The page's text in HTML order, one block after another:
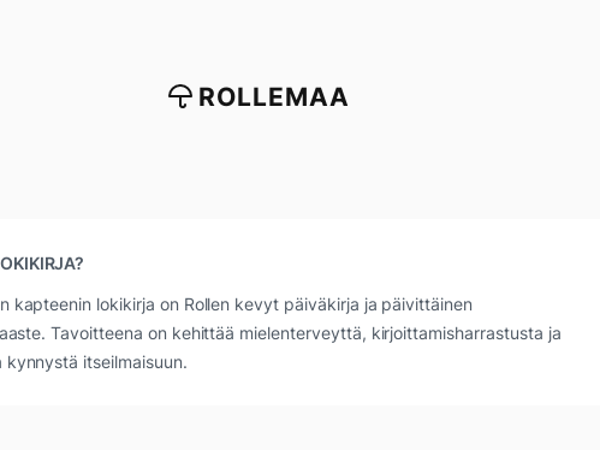
ROLLEMAA
kapteenin lokikirja on Rollen kevyt päiväkirja ja päivittäinen
Tavoitteena on kehittää mielenterveyttä, kirjoittamisharrastusta ja
kynnystä itseilmaisuun.